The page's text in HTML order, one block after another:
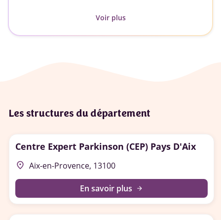
Voir plus
Les structures du département
Centre Expert Parkinson (CEP) Pays D'Aix
place Aix-en-Provence, 13100
En savoir plus arrow_forward